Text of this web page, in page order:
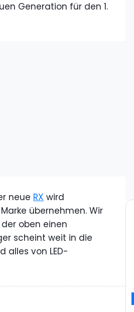
Generation für den 1.
neue RX wird
übernehmen. Wir
oben einen
scheint weit in die
alles von LED-